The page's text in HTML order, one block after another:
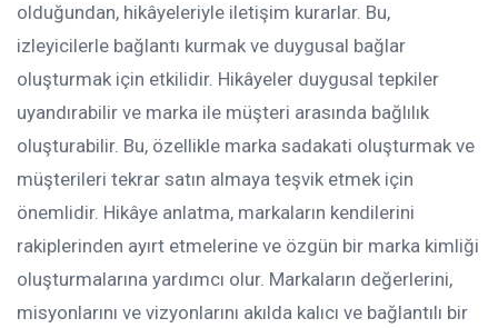
olduğundan, hikâyeleriyle iletişim kurarlar. Bu,
izleyicilerle bağlantı kurmak ve duygusal bağlar
oluşturmak için etkilidir. Hikâyeler duygusal tepkiler
uyandırabilir ve marka ile müşteri arasında bağlılık
oluşturabilir. Bu, özellikle marka sadakati oluşturmak ve
müşterileri tekrar satın almaya teşvik etmek için
önemlidir. Hikâye anlatma, markaların kendilerini
rakiplerinden ayırt etmelerine ve özgün bir marka kimliği
oluşturmalarına yardımcı olur. Markaların değerlerini,
misyonlarını ve vizyonlarını akılda kalıcı ve bağlantılı bir